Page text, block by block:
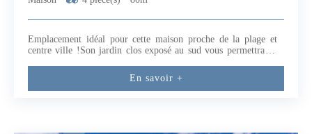
Emplacement idéal pour cette maison proche de la plage et
centre ville !Son jardin clos exposé au sud vous permettra de
de-chaussée d'une entrée, séjour, cuisine, chambre, salle d'eau
avec WC et un grand cellier buanderie idéal pour ranger les
En savoir +